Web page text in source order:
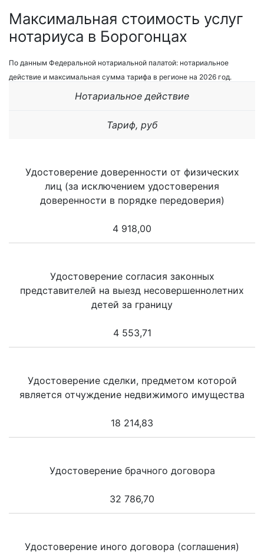
Максимальная стоимость услуг
нотариуса в Борогонцах
По данным Федеральной нотариальной палатой: нотариальное
действие и максимальная сумма тарифа в регионе на 2026 год.
Нотариальное действие
Тариф, руб
Удостоверение доверенности от физических
лиц (за исключением удостоверения
доверенности в порядке передоверия)
4 918,00
Удостоверение согласия законных
представителей на выезд несовершеннолетних
детей за границу
4 553,71
Удостоверение сделки, предметом которой
является отчуждение недвижимого имущества
18 214,83
Удостоверение брачного договора
32 786,70
Удостоверение иного договора (соглашения)